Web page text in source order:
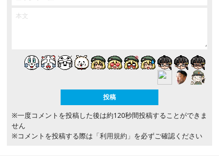
※一度コメントを投稿した後は約120秒間投稿することができま
せん
※コメントを投稿する際は 「利用規約」 を必ずご確認ください